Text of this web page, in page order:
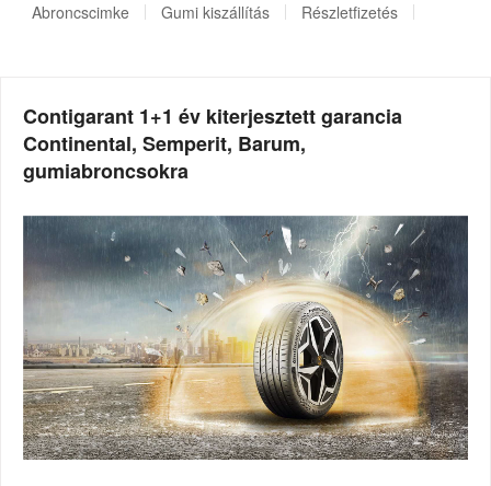
Abroncscimke
Gumi kiszállítás Részletfizetés
Contigarant 1+1 év kiterjesztett garancia
Continental, Semperit, Barum,
gumiabroncsokra